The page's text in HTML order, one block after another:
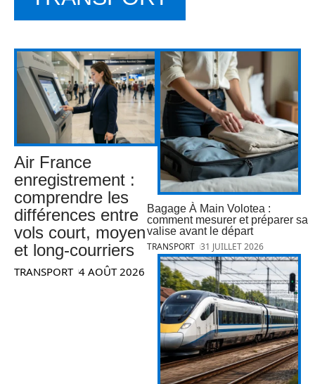
Air France
enregistrement :
comprendre les
différences entre
vols court, moyen
et long-courriers
TRANSPORT 4 AOÛT 2026
Bagage À Main Volotea :
comment mesurer et préparer sa
valise avant le départ
TRANSPORT 31 JUILLET 2026